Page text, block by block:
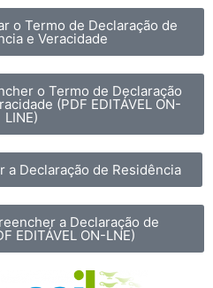
o Termo de Declaração de
e Veracidade
o Termo de Declaração
(PDF EDITÁVEL ON-
LINE)
a Declaração de Residência
a Declaração de
EDITÁVEL ON-LNE)